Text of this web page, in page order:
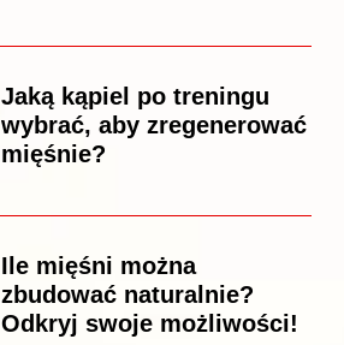
Jaką kąpiel po treningu
wybrać, aby zregenerować
mięśnie?
Ile mięśni można
zbudować naturalnie?
Odkryj swoje możliwości!